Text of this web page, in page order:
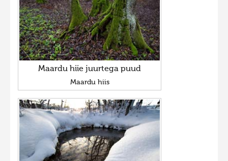
Maardu hiie juurtega puud
Maardu hiis